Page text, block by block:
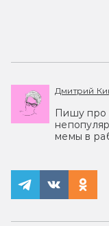
Дмитрий
Пишу про
мемы в